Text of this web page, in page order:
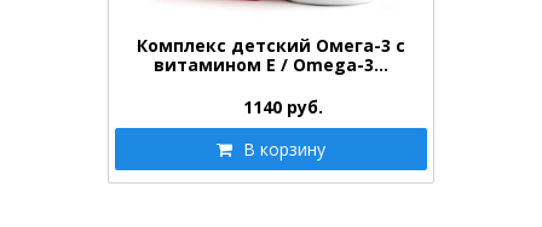
Комплекс детский Омега-3 с
витамином Е / Omega-3…
1140 руб.
В корзину